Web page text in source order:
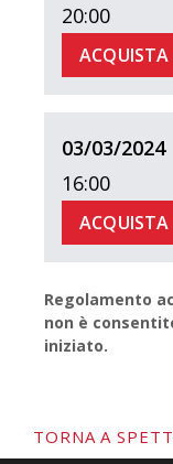
20:00
ACQUISTA
03/03/2024
16:00
ACQUISTA
Regolamento
non è
iniziato.
TORNA A